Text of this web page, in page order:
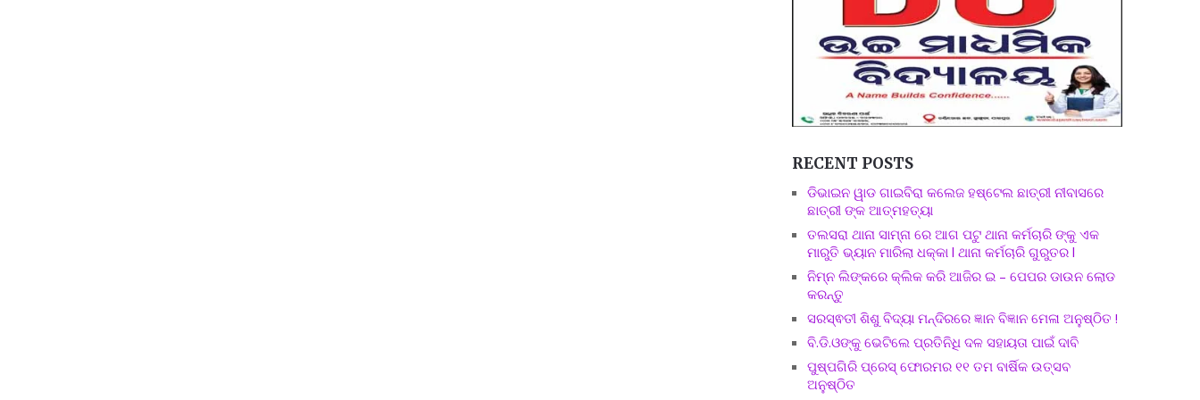
RECENT POSTS
ଡିଭାଇନ ୱାଡ ଗାଇବିରା କଲେଜ ହଷ୍ଟେଲ ଛାତ୍ରୀ ନୀବାସରେ
ଛାତ୍ରୀ ଙ୍କ ଆତ୍ମହତ୍ୟା
ତଲସରା ଥାନା ସାମ୍ନା ରେ ଆଗ ପଟୁ ଥାନା କର୍ମଚାରି ଙ୍କୁ ଏକ
ମାରୁତି ଭ୍ୟାନ ମାରିଲା ଧକ୍କା l ଥାନା କର୍ମଚାରି ଗୁରୁତର l
ନିମ୍ନ ଲିଙ୍କରେ କ୍ଲିକ କରି ଆଜିର ଇ – ପେପର ଡାଉନ ଲୋଡ
କରନ୍ତୁ
ସରସ୍ଵତୀ ଶିଶୁ ବିଦ୍ୟା ମନ୍ଦିରରେ ଜ୍ଞାନ ବିଜ୍ଞାନ ମେଳା ଅନୁଷ୍ଠିତ !
ବି.ଡି.ଓଙ୍କୁ ଭେଟିଲେ ପ୍ରତିନିଧି ଦଳ ସହାୟତା ପାଇଁ ଦାବି
ପୁଷ୍ପଗିରି ପ୍ରେସ୍ ଫୋରମର ୧୧ ତମ ବାର୍ଷିକ ଉତ୍ସବ
ଅନୁଷ୍ଠିତ